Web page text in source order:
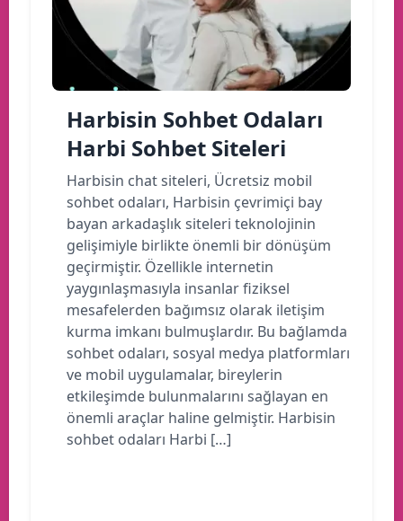
Harbisin Sohbet Odaları
Harbi Sohbet Siteleri
Harbisin chat siteleri, Ücretsiz mobil
sohbet odaları, Harbisin çevrimiçi bay
bayan arkadaşlık siteleri teknolojinin
gelişimiyle birlikte önemli bir dönüşüm
geçirmiştir. Özellikle internetin
yaygınlaşmasıyla insanlar fiziksel
mesafelerden bağımsız olarak iletişim
kurma imkanı bulmuşlardır. Bu bağlamda
sohbet odaları, sosyal medya platformları
ve mobil uygulamalar, bireylerin
etkileşimde bulunmalarını sağlayan en
önemli araçlar haline gelmiştir. Harbisin
sohbet odaları Harbi […]